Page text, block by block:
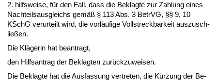
2. hilfs­wei­se, für den Fall, dass die Be­klag­te zur Zah­lung ei­nes
Nach­teils­aus­gleichs gemäß § 113 Abs. 3 Be­trVG, §§ 9, 10
KSchG ver­ur­teilt wird, die vorläufi­ge Voll­streck­bar­keit aus­zu­sch­
ließen.
Die Kläge­rin hat be­an­tragt,
den Hilfs­an­trag der Be­klag­ten zurück­zu­wei­sen.
Die Be­klag­te hat die Aus­fas­sung ver­tre­ten, die Kürzung der Be­